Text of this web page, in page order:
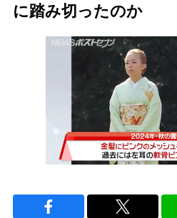
に踏み切ったのか